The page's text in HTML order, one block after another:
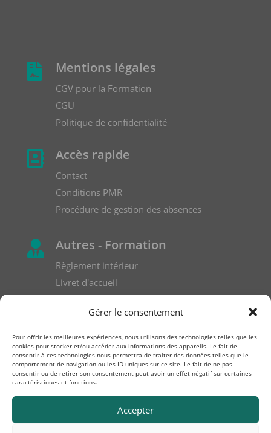
Gérer le consentement
Pour offrir les meilleures expériences, nous utilisons des technologies telles que les
cookies pour stocker et/ou accéder aux informations des appareils. Le fait de
consentir à ces technologies nous permettra de traiter des données telles que le
comportement de navigation ou les ID uniques sur ce site. Le fait de ne pas
consentir ou de retirer son consentement peut avoir un effet négatif sur certaines
caractéristiques et fonctions.
Accepter
 Mentions légales
CGV pour la Formation
CGU
Politique de confidentialité
 Accès rapide
Contact
Conditions PMR
Procédure de gestion des absences
 Autres - Formation
Règlement intérieur
Livret d'accueil
Société fondée par une Expert-comptable et un Analyste